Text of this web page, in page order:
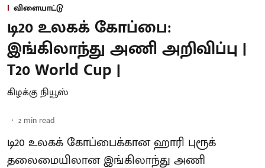
விளையாட்டு
டி20 உலகக் கோப்பை:
இங்கிலாந்து அணி அறிவிப்பு |
T20 World Cup |
கிழக்கு நியூஸ்
2 min read
டி20 உலகக் கோப்பைக்கான ஹாரி புரூக்
தலைமையிலான இங்கிலாந்து அணி